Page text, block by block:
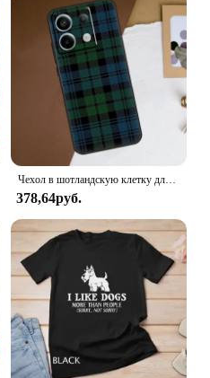
Чехол в шотландскую клетку для Xiaomi Redmi Note 13 11 9 10 12 Pro Plus 9S 10S 11S 12S Redmi 13C 9C 10C 12C
378,64руб.